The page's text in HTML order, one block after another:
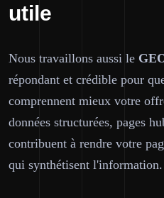
utile
Nous travaillons aussi le
répondant et crédible pour
comprennent mieux votre
données structurées, pages
contribuent à rendre votre
qui synthétisent l'information.